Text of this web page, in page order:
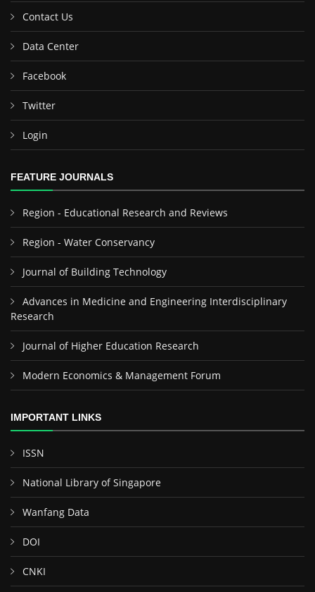
Contact Us
Data Center
Facebook
Twitter
Login
FEATURE JOURNALS
Region - Educational Research and Reviews
Region - Water Conservancy
Journal of Building Technology
Advances in Medicine and Engineering Interdisciplinary
Research
Journal of Higher Education Research
Modern Economics & Management Forum
IMPORTANT LINKS
ISSN
National Library of Singapore
Wanfang Data
DOI
CNKI